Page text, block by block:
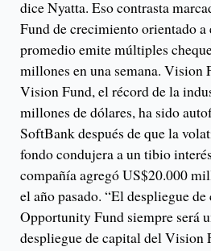
dice Nyatta. Eso contrasta
Fund de crecimiento orientado a
promedio emite múltiples
millones en una semana. Vision
Vision Fund, el récord de la
millones de dólares, ha sido
SoftBank después de que la
fondo condujera a un tibio
compañía agregó US$20.000
el año pasado. “El despliegue
Opportunity Fund siempre será
despliegue de capital del Vision